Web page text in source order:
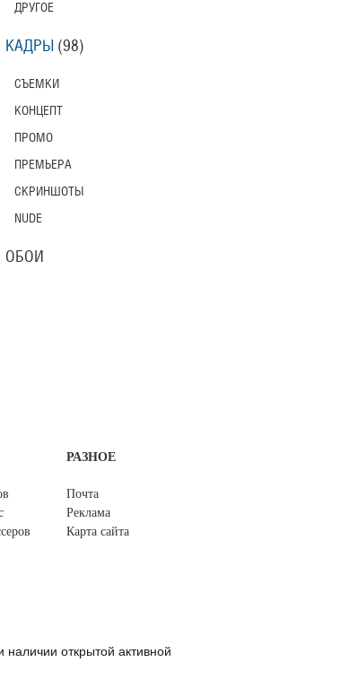
ДРУГОЕ
КАДРЫ (98)
СЪЕМКИ
КОНЦЕПТ
ПРОМО
ПРЕМЬЕРА
СКРИНШОТЫ
NUDE
ОБОИ
РАЗНОЕ
Почта
Реклама
Карта сайта
открытой активной